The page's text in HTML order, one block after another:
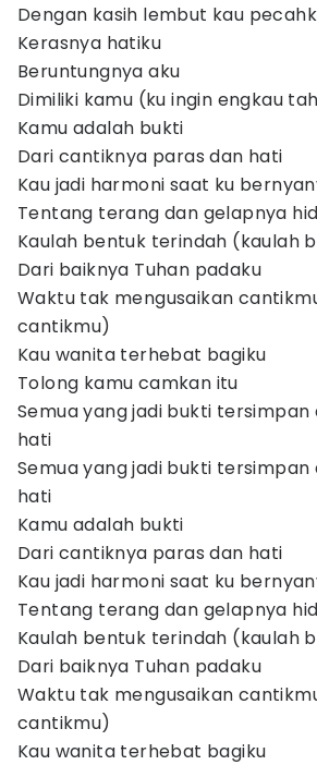
Dengan kasih lembut kau
Kerasnya hatiku
Beruntungnya aku
Dimiliki kamu (ku ingin engkau
Kamu adalah bukti
Dari cantiknya paras dan hati
Kau jadi harmoni saat ku
Tentang terang dan gelapnya
Kaulah bentuk terindah (kaulah
Dari baiknya Tuhan padaku
Waktu tak mengusaikan
cantikmu)
Kau wanita terhebat bagiku
Tolong kamu camkan itu
Semua yang jadi bukti tersimpan
hati
Semua yang jadi bukti tersimpan
hati
Kamu adalah bukti
Dari cantiknya paras dan hati
Kau jadi harmoni saat ku
Tentang terang dan gelapnya
Kaulah bentuk terindah (kaulah
Dari baiknya Tuhan padaku
Waktu tak mengusaikan
cantikmu)
Kau wanita terhebat bagiku